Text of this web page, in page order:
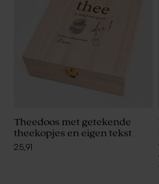
Theedoos met getekende
theekopjes en eigen tekst
25,91